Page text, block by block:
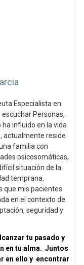
Especialista en
Personas,
influido en la vida
actualmente reside
familia con
psicosomáticas,
situación de la
temprana.
que mis pacientes
en el contexto de
seguridad y
tu pasado y
en tu alma. Juntos
en ello y encontrar